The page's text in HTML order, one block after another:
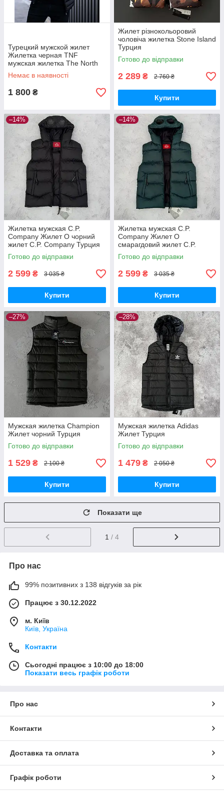
Турецкий мужской жилет
Жилетка черная TNF
мужская жилетка The North
Face Турция
Немає в наявності
1 800 ₴
Жилет різнокольоровий
чоловіча жилетка Stone Island
Турция
Готово до відправки
2 289 ₴ 2 760 ₴
Купити
–14%
Жилетка мужская C.P.
Company Жилет O чорний
жилет C.P. Company Турция
Готово до відправки
2 599 ₴ 3 035 ₴
Купити
–14%
Жилетка мужская C.P.
Company Жилет О
смарагдовий жилет C.P.
Company Турция
Готово до відправки
2 599 ₴ 3 035 ₴
Купити
–27%
Мужская жилетка Champion
Жилет чорний Турция
Готово до відправки
1 529 ₴ 2 100 ₴
Купити
–28%
Мужская жилетка Adidas
Жилет Турция
Готово до відправки
1 479 ₴ 2 050 ₴
Купити
Показати ще
1 / 4
Про нас
99% позитивних з 138 відгуків за рік
Працює з 30.12.2022
м. Київ
Київ, Україна
Контакти
Сьогодні працює з 10:00 до 18:00
Показати весь графік роботи
Про нас
Контакти
Доставка та оплата
Графік роботи